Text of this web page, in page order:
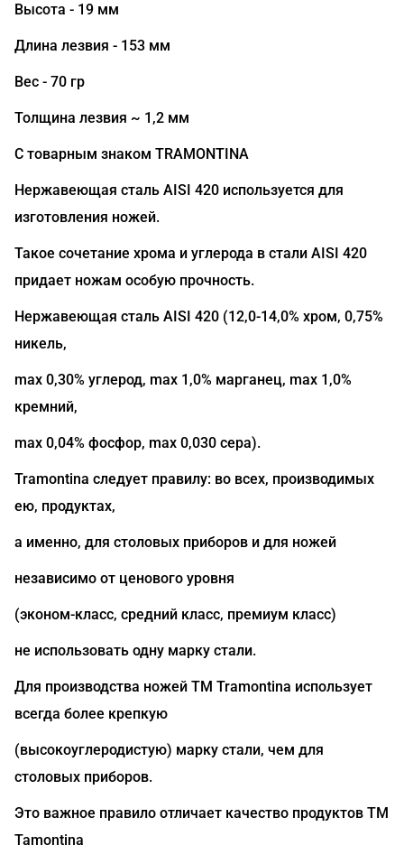
Высота - 19 мм
Длина лезвия - 153 мм
Вес - 70 гр
Толщина лезвия ~ 1,2 мм
С товарным знаком TRAMONTINA
Нержавеющая сталь AISI 420 используется для
изготовления ножей.
Такое сочетание хрома и углерода в стали AISI 420
придает ножам особую прочность.
Нержавеющая сталь AISI 420 (12,0-14,0% хром, 0,75%
никель,
max 0,30% углерод, max 1,0% марганец, max 1,0%
кремний,
max 0,04% фосфор, max 0,030 сера).
Tramontina следует правилу: во всех, производимых
ею, продуктах,
а именно, для столовых приборов и для ножей
независимо от ценового уровня
(эконом-класс, средний класс, премиум класс)
не использовать одну марку стали.
Для производства ножей ТМ Tramontina использует
всегда более крепкую
(высокоуглеродистую) марку стали, чем для
столовых приборов.
Это важное правило отличает качество продуктов ТМ
Tamontina